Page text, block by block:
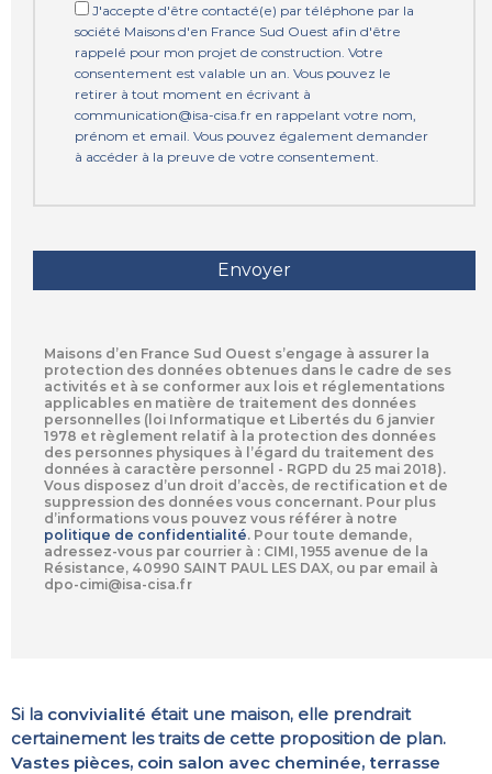
J'accepte d'être contacté(e) par téléphone par la
société Maisons d'en France Sud Ouest afin d'être
rappelé pour mon projet de construction. Votre
consentement est valable un an. Vous pouvez le
retirer à tout moment en écrivant à
communication@isa-cisa.fr en rappelant votre nom,
prénom et email. Vous pouvez également demander
à accéder à la preuve de votre consentement.
Maisons d’en France Sud Ouest s’engage à assurer la
protection des données obtenues dans le cadre de ses
activités et à se conformer aux lois et réglementations
applicables en matière de traitement des données
personnelles (loi Informatique et Libertés du 6 janvier
1978 et règlement relatif à la protection des données
des personnes physiques à l’égard du traitement des
données à caractère personnel - RGPD du 25 mai 2018).
Vous disposez d’un droit d’accès, de rectification et de
suppression des données vous concernant. Pour plus
d’informations vous pouvez vous référer à notre
politique de confidentialité. Pour toute demande,
adressez-vous par courrier à : CIMI, 1955 avenue de la
Résistance, 40990 SAINT PAUL LES DAX, ou par email à
dpo-cimi@isa-cisa.fr
Si la convivialité était une maison, elle prendrait
certainement les traits de cette proposition de plan.
Vastes pièces, coin salon avec cheminée, terrasse